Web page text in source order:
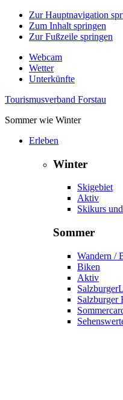
Zur Hauptnavigation
Zum Inhalt springen
Zur Fußzeile springen
Webcam
Wetter
Unterkünfte
Tourismusverband Forstau
Sommer wie Winter
Erleben
Winter
Skigebiet
Aktiv
Skikurs
Sommer
Wandern /
Biken
Aktiv
Salzburger